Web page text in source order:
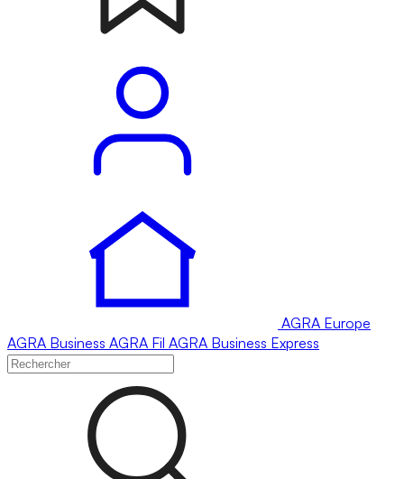
AGRA Europe
AGRA Business AGRA Fil AGRA Business Express